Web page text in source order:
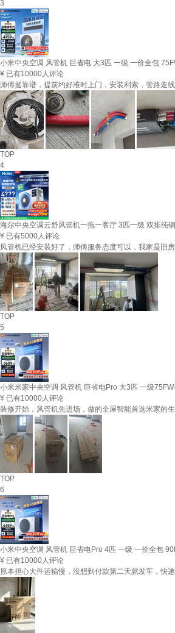
3
小米中央空调 风管机 巨省电 大3匹 一级 一价全包
¥ 已有10000人评论
师傅挺靠谱，提前约好准时上门，安装利索，管路走线
TOP
4
海尔中央空调云舒风管机一拖一客厅 3匹一级 双排纯
¥ 已有5000人评论
风管机已经安装好了，师傅服务态度可以，我家是旧
TOP
5
小米米家中央空调 风管机 巨省电Pro 大3匹 一级
¥ 已有10000人评论
装修开始，风管机先进场，做的全屋智能首选米家的
TOP
6
小米中央空调 风管机 巨省电Pro 4匹 一级 一价全包
¥ 已有10000人评论
原本担心大件运输慢，没想到付款第二天就发车，快